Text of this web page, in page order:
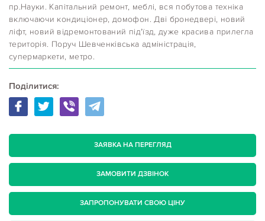
пр.Науки. Капітальний ремонт, меблі, вся побутова техніка
включаючи кондиціонер, домофон. Дві бронедвері, новий
ліфт, новий відремонтований під'їзд, дуже красива прилегла
територія. Поруч Шевченківська адміністрація,
супермаркети, метро.
Поділитися:
ЗАЯВКА НА ПЕРЕГЛЯД
ЗАМОВИТИ ДЗВІНОК
ЗАПРОПОНУВАТИ СВОЮ ЦІНУ